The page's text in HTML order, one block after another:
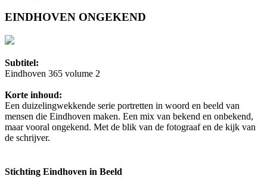
EINDHOVEN ONGEKEND
Subtitel:
Eindhoven 365 volume 2
Korte inhoud:
Een duizelingwekkende serie portretten in woord en beeld van
mensen die Eindhoven maken. Een mix van bekend en onbekend,
maar vooral ongekend. Met de blik van de fotograaf en de kijk van
de schrijver.
Stichting Eindhoven in Beeld